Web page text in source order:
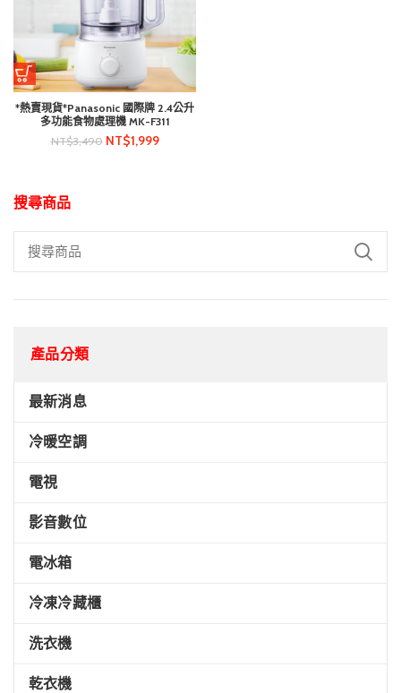
搜尋商品
產品分類
最新消息
冷暖空調
電視
影音數位
電冰箱
冷凍冷藏櫃
洗衣機
乾衣機
*熱賣現貨*Panasonic 國際牌 2.4公升
多功能食物處理機 MK-F311
NT$3,490 NT$1,999